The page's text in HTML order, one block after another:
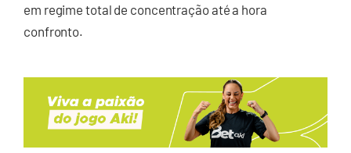
em regime total de concentração até a hora
confronto.